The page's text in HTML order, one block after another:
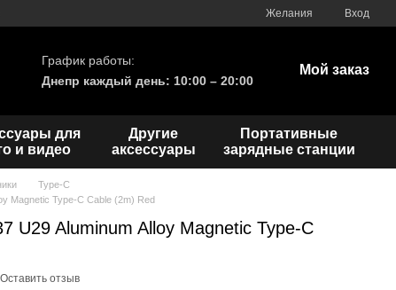
Желания Вход
График работы:
Днепр каждый день: 10:00 – 20:00
Мой заказ
для
и видео
Другие
аксессуары
Портативные
зарядные станции
Type-C
Magnetic Type-C Cable (2m) Red
U29 Aluminum Alloy Magnetic Type-C
Оставить отзыв